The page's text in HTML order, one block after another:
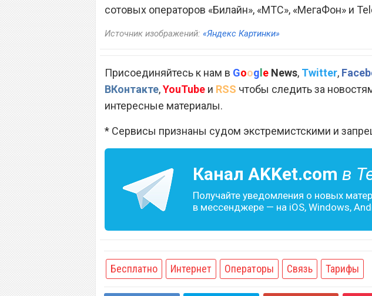
сотовых операторов «Билайн», «МТС», «МегаФон» и
Источник изображений: «Яндекс Картинки»
Присоединяйтесь к нам в Google News, Twitter,
ВКонтакте,YouTube и RSS чтобы следить за
интересные материалы.
* Сервисы признаны судом экстремистскими и
Канал AKKet.com в
Получайте уведомления о новых
в мессенджере — на iOS, Windows,
Бесплатно Интернет Операторы Связь Тарифы